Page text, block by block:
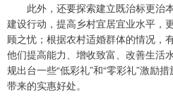
此外，还要探索建立既治标更治
建设行动，提高乡村宜居宜业水平，
顾之忧；根据农村适婚群体的情况，
他们提高能力、增收致富、改善生活
规出台一些“低彩礼”和“零彩礼”激励
带来的实惠好处。